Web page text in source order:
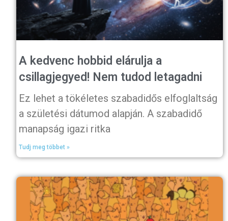
A kedvenc hobbid elárulja a
csillagjegyed! Nem tudod letagadni
Ez lehet a tökéletes szabadidős elfoglaltság
a születési dátumod alapján. A szabadidő
manapság igazi ritka
Tudj meg többet »